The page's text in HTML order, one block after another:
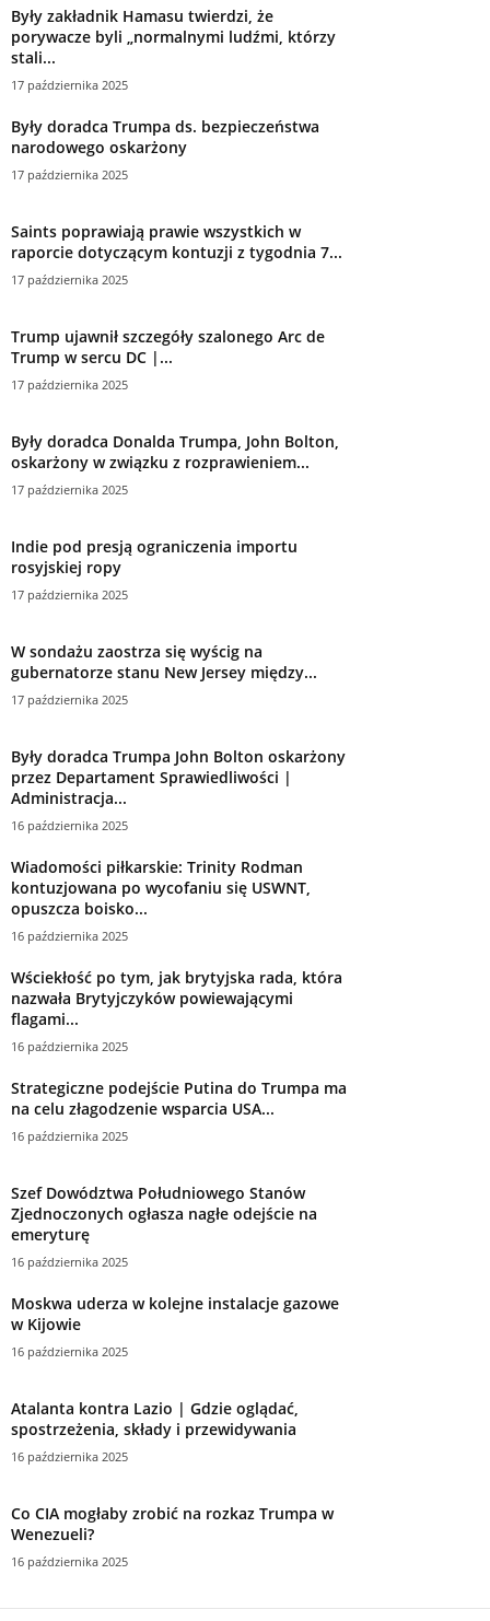
Były doradca Trumpa ds. bezpieczeństwa
narodowego oskarżony
17 października 2025
Saints poprawiają prawie wszystkich w
raporcie dotyczącym kontuzji z tygodnia 7...
17 października 2025
Trump ujawnił szczegóły szalonego Arc de
Trump w sercu DC |...
17 października 2025
Były doradca Donalda Trumpa, John Bolton,
oskarżony w związku z rozprawieniem...
17 października 2025
Indie pod presją ograniczenia importu
rosyjskiej ropy
17 października 2025
W sondażu zaostrza się wyścig na
gubernatorze stanu New Jersey między...
17 października 2025
Były doradca Trumpa John Bolton oskarżony
przez Departament Sprawiedliwości |
Administracja...
Wiadomości piłkarskie: Trinity Rodman
kontuzjowana po wycofaniu się USWNT,
opuszcza boisko...
16 października 2025
Wściekłość po tym, jak brytyjska rada, która
nazwała Brytyjczyków powiewającymi
flagami...
16 października 2025
Strategiczne podejście Putina do Trumpa ma
na celu złagodzenie wsparcia USA...
16 października 2025
Szef Dowództwa Południowego Stanów
Zjednoczonych ogłasza nagłe odejście na
emeryturę
Moskwa uderza w kolejne instalacje gazowe
w Kijowie
16 października 2025
Atalanta kontra Lazio | Gdzie oglądać,
spostrzeżenia, składy i przewidywania
16 października 2025
Co CIA mogłaby zrobić na rozkaz Trumpa w
Wenezueli?
16 października 2025
Kategoria
Ludzie 15264